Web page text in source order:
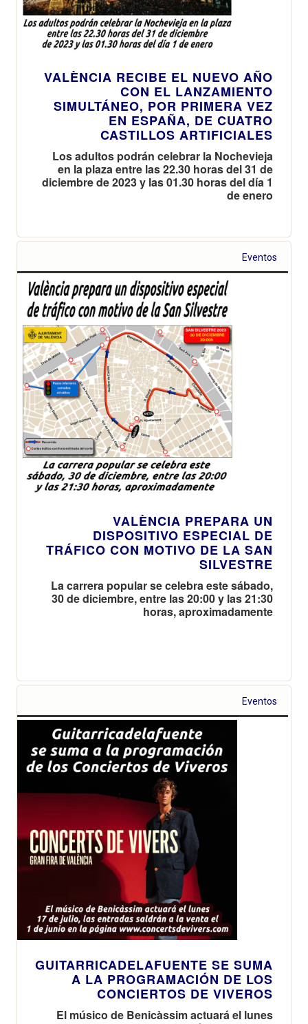
VALÈNCIA RECIBE EL NUEVO AÑO
CON EL LANZAMIENTO
SIMULTÁNEO, POR PRIMERA VEZ
EN ESPAÑA, DE CUATRO
CASTILLOS ARTIFICIALES
Los adultos podrán celebrar la Nochevieja
en la plaza entre las 22.30 horas del 31 de
diciembre de 2023 y las 01.30 horas del día 1
de enero
Eventos
VALÈNCIA PREPARA UN
DISPOSITIVO ESPECIAL DE
TRÁFICO CON MOTIVO DE LA SAN
SILVESTRE
La carrera popular se celebra este sábado,
30 de diciembre, entre las 20:00 y las 21:30
horas, aproximadamente
Eventos
GUITARRICADELAFUENTE SE SUMA
A LA PROGRAMACIÓN DE LOS
CONCIERTOS DE VIVEROS
El músico de Benicàssim actuará el lunes